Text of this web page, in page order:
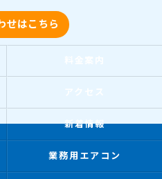
せはこちら
新着情報
業務用エアコン